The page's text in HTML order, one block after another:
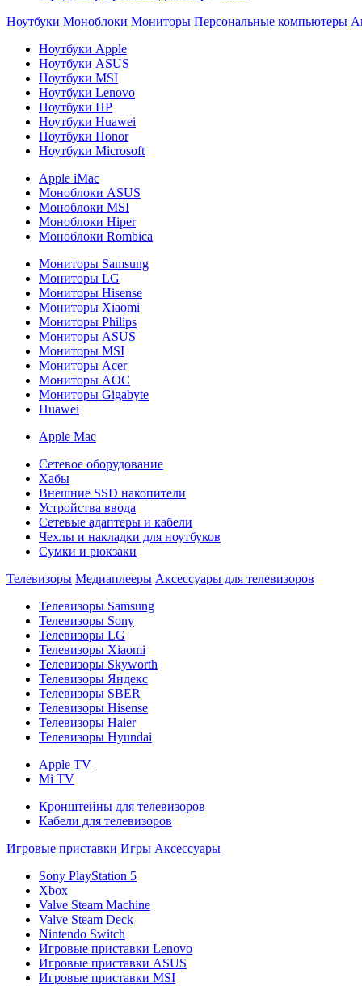
Ноутбуки Моноблоки Мониторы Персональные компьютеры
Ноутбуки Apple
Ноутбуки ASUS
Ноутбуки MSI
Ноутбуки Lenovo
Ноутбуки HP
Ноутбуки Huawei
Ноутбуки Honor
Ноутбуки Microsoft
Apple iMac
Моноблоки ASUS
Моноблоки MSI
Моноблоки Hiper
Моноблоки Rombica
Мониторы Samsung
Мониторы LG
Мониторы Hisense
Мониторы Xiaomi
Мониторы Philips
Мониторы ASUS
Мониторы MSI
Мониторы Acer
Мониторы AOC
Мониторы Gigabyte
Huawei
Apple Mac
Сетевое оборудование
Хабы
Внешние SSD накопители
Устройства ввода
Сетевые адаптеры и кабели
Чехлы и накладки для ноутбуков
Сумки и рюкзаки
Телевизоры Медиаплееры Аксессуары для телевизоров
Телевизоры Samsung
Телевизоры Sony
Телевизоры LG
Телевизоры Xiaomi
Телевизоры Skyworth
Телевизоры Яндекс
Телевизоры SBER
Телевизоры Hisense
Телевизоры Haier
Телевизоры Hyundai
Apple TV
Mi TV
Кронштейны для телевизоров
Кабели для телевизоров
Игровые приставки Игры Аксессуары
Sony PlayStation 5
Xbox
Valve Steam Machine
Valve Steam Deck
Nintendo Switch
Игровые приставки Lenovo
Игровые приставки ASUS
Игровые приставки MSI